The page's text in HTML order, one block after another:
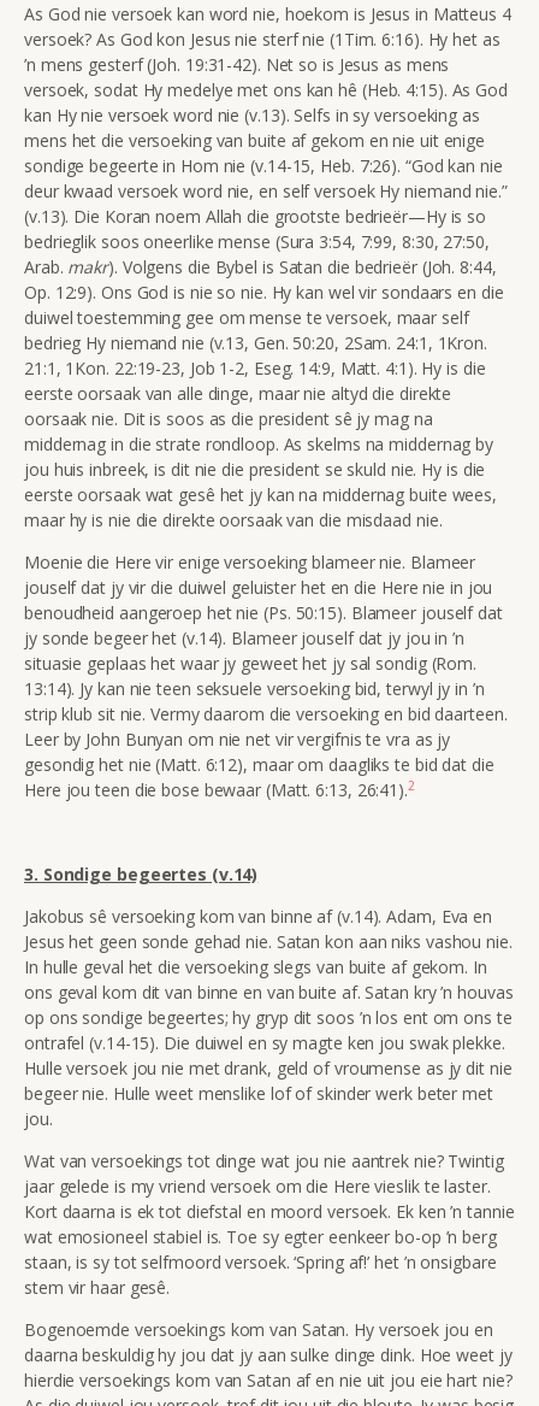
As God nie versoek kan word nie, hoekom is Jesus in Matteus 4
versoek? As God kon Jesus nie sterf nie (1Tim. 6:16). Hy het as
’n mens gesterf (Joh. 19:31-42). Net so is Jesus as mens
versoek, sodat Hy medelye met ons kan hê (Heb. 4:15). As God
kan Hy nie versoek word nie (v.13). Selfs in sy versoeking as
mens het die versoeking van buite af gekom en nie uit enige
sondige begeerte in Hom nie (v.14-15, Heb. 7:26). “God kan nie
deur kwaad versoek word nie, en self versoek Hy niemand nie.”
(v.13). Die Koran noem Allah die grootste bedrieër—Hy is so
bedrieglik soos oneerlike mense (Sura 3:54, 7:99, 8:30, 27:50,
Arab. makr). Volgens die Bybel is Satan die bedrieër (Joh. 8:44,
Op. 12:9). Ons God is nie so nie. Hy kan wel vir sondaars en die
duiwel toestemming gee om mense te versoek, maar self
bedrieg Hy niemand nie (v.13, Gen. 50:20, 2Sam. 24:1, 1Kron.
21:1, 1Kon. 22:19-23, Job 1-2, Eseg. 14:9, Matt. 4:1). Hy is die
eerste oorsaak van alle dinge, maar nie altyd die direkte
oorsaak nie. Dit is soos as die president sê jy mag na
middernag in die strate rondloop. As skelms na middernag by
jou huis inbreek, is dit nie die president se skuld nie. Hy is die
eerste oorsaak wat gesê het jy kan na middernag buite wees,
maar hy is nie die direkte oorsaak van die misdaad nie.
Moenie die Here vir enige versoeking blameer nie. Blameer
jouself dat jy vir die duiwel geluister het en die Here nie in jou
benoudheid aangeroep het nie (Ps. 50:15). Blameer jouself dat
jy sonde begeer het (v.14). Blameer jouself dat jy jou in ’n
situasie geplaas het waar jy geweet het jy sal sondig (Rom.
13:14). Jy kan nie teen seksuele versoeking bid, terwyl jy in ’n
strip klub sit nie. Vermy daarom die versoeking en bid daarteen.
Leer by John Bunyan om nie net vir vergifnis te vra as jy
gesondig het nie (Matt. 6:12), maar om daagliks te bid dat die
Here jou teen die bose bewaar (Matt. 6:13, 26:41).2
3. Sondige begeertes (v.14)
Jakobus sê versoeking kom van binne af (v.14). Adam, Eva en
Jesus het geen sonde gehad nie. Satan kon aan niks vashou nie.
In hulle geval het die versoeking slegs van buite af gekom. In
ons geval kom dit van binne en van buite af. Satan kry ’n houvas
op ons sondige begeertes; hy gryp dit soos ’n los ent om ons te
ontrafel (v.14-15). Die duiwel en sy magte ken jou swak plekke.
Hulle versoek jou nie met drank, geld of vroumense as jy dit nie
begeer nie. Hulle weet menslike lof of skinder werk beter met
jou.
Wat van versoekings tot dinge wat jou nie aantrek nie? Twintig
jaar gelede is my vriend versoek om die Here vieslik te laster.
Kort daarna is ek tot diefstal en moord versoek. Ek ken ’n tannie
wat emosioneel stabiel is. Toe sy egter eenkeer bo-op ’n berg
staan, is sy tot selfmoord versoek. ‘Spring af!’ het ’n onsigbare
stem vir haar gesê.
Bogenoemde versoekings kom van Satan. Hy versoek jou en
daarna beskuldig hy jou dat jy aan sulke dinge dink. Hoe weet jy
hierdie versoekings kom van Satan af en nie uit jou eie hart nie?